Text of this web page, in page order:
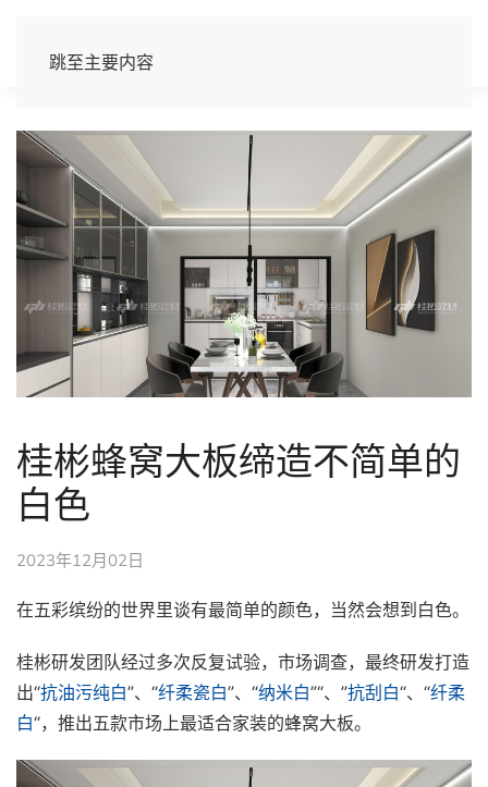
跳至主要内容
桂彬蜂窝大板缔造不简单的
白色
2023年12月02日
在五彩缤纷的世界里谈有最简单的颜色，当然会想到白色。
桂彬研发团队经过多次反复试验，市场调查，最终研发打造
出“抗油污纯白”、“纤柔瓷白”、“纳米白”“、”抗刮白“、“纤柔
白“，推出五款市场上最适合家装的蜂窝大板。